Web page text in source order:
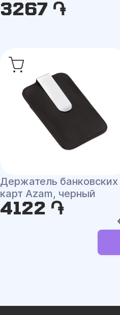
3267 ֏
Держатель банковских
карт Azam, черный
4122 ֏